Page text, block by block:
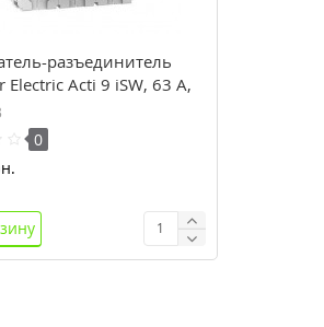
разъединитель
Electric Acti 9 iSW, 63 А,
415В пер.тока
0